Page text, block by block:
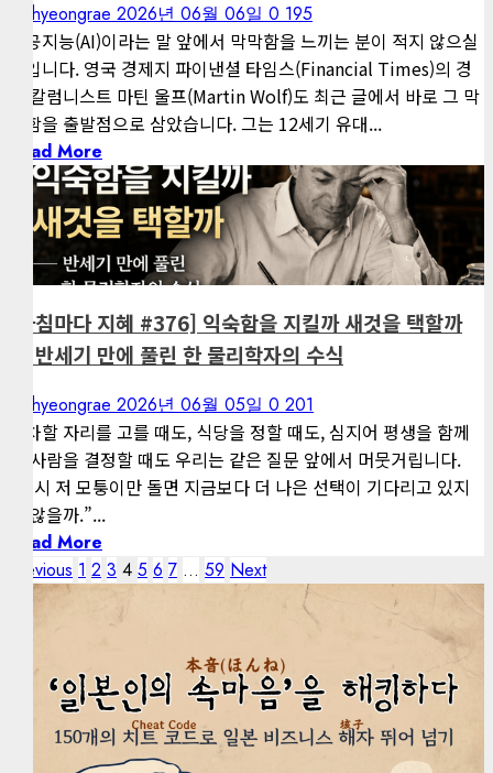
kimhyeongrae 2026년 06월 06일 0 195
인공지능(AI)이라는 말 앞에서 막막함을 느끼는 분이 적지 않으실
것입니다. 영국 경제지 파이낸셜 타임스(Financial Times)의 경
제 칼럼니스트 마틴 울프(Martin Wolf)도 최근 글에서 바로 그 막
막함을 출발점으로 삼았습니다. 그는 12세기 유대...
Read More
1 minute read
게재된 글
아침마다 지혜
[아침마다 지혜 #376] 익숙함을 지킬까 새것을 택할까
― 반세기 만에 풀린 한 물리학자의 수식
kimhyeongrae 2026년 06월 05일 0 201
주차할 자리를 고를 때도, 식당을 정할 때도, 심지어 평생을 함께
할 사람을 결정할 때도 우리는 같은 질문 앞에서 머뭇거립니다.
“혹시 저 모퉁이만 돌면 지금보다 더 나은 선택이 기다리고 있지
는 않을까.”...
Read More
글
Previous 1 2 3 4 5 6 7 … 59 Next